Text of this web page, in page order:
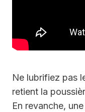
Ne lubrifiez pas
retient la
En revanche, une